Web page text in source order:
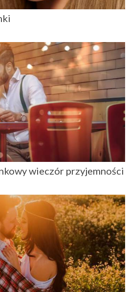
wieczór przyjemności